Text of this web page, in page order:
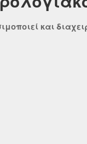
και